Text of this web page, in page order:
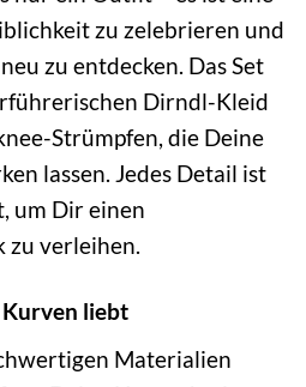
zu zelebrieren und
zu entdecken. Das Set
Dirndl-Kleid
Strümpfen, die Deine
lassen. Jedes Detail ist
um Dir einen
zu verleihen.
Kurven liebt
Materialien